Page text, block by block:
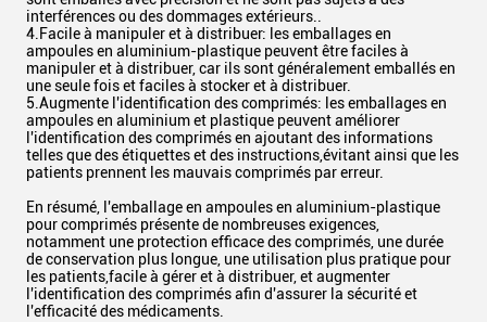
interférences ou des dommages extérieurs..
4.Facile à manipuler et à distribuer: les emballages en
ampoules en aluminium-plastique peuvent être faciles à
manipuler et à distribuer, car ils sont généralement emballés en
une seule fois et faciles à stocker et à distribuer.
5.Augmente l'identification des comprimés: les emballages en
ampoules en aluminium et plastique peuvent améliorer
l'identification des comprimés en ajoutant des informations
telles que des étiquettes et des instructions,évitant ainsi que les
patients prennent les mauvais comprimés par erreur.
En résumé, l'emballage en ampoules en aluminium-plastique
pour comprimés présente de nombreuses exigences,
notamment une protection efficace des comprimés, une durée
de conservation plus longue, une utilisation plus pratique pour
les patients,facile à gérer et à distribuer, et augmenter
l'identification des comprimés afin d'assurer la sécurité et
l'efficacité des médicaments.